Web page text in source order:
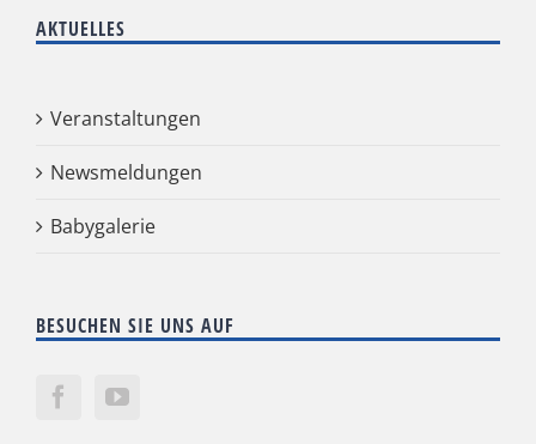
AKTUELLES
Veranstaltungen
Newsmeldungen
Babygalerie
BESUCHEN SIE UNS AUF